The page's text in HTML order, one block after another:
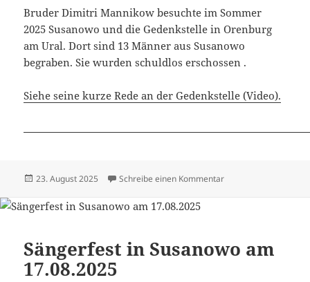
Bruder Dimitri Mannikow besuchte im Sommer
2025 Susanowo und die Gedenkstelle in Orenburg
am Ural. Dort sind 13 Männer aus Susanowo
begraben. Sie wurden schuldlos erschossen .
Siehe seine kurze Rede an der Gedenkstelle (Video).
Veröffentlicht
23. August 2025 Schreibe einen Kommentarzu Dimitri Mannikow
Sängerfest in Susanowo am
17.08.2025